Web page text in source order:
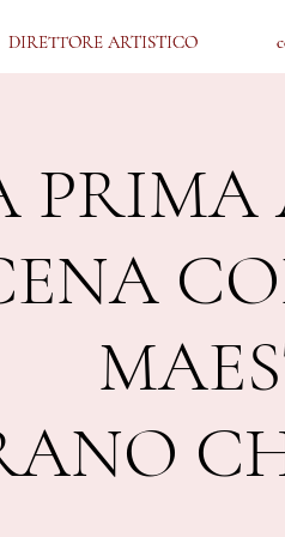
DIRETTORE ARTISTICO
DIRETTORE ARTISTICO